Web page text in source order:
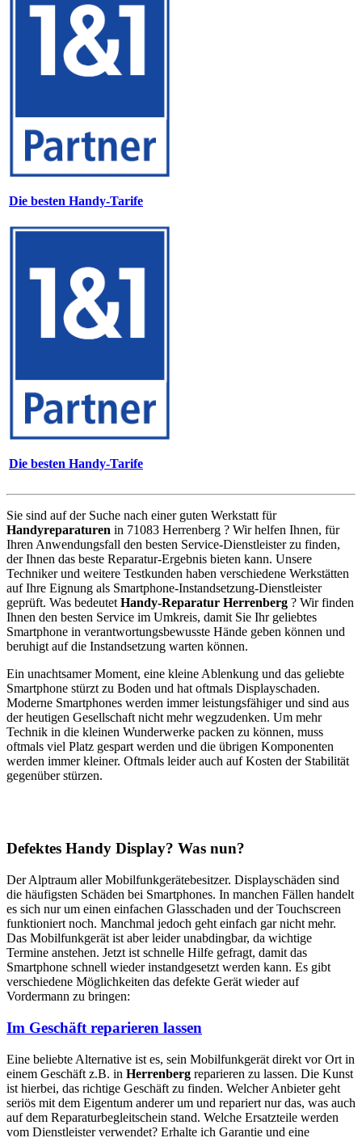
Die besten Handy-Tarife
Die besten Handy-Tarife
Sie sind auf der Suche nach einer guten Werkstatt für
Handyreparaturen in 71083 Herrenberg ? Wir helfen Ihnen, für
Ihren Anwendungsfall den besten Service-Dienstleister zu finden,
der Ihnen das beste Reparatur-Ergebnis bieten kann. Unsere
Techniker und weitere Testkunden haben verschiedene Werkstätten
auf Ihre Eignung als Smartphone-Instandsetzung-Dienstleister
geprüft. Was bedeutet Handy-Reparatur Herrenberg ? Wir finden
Ihnen den besten Service im Umkreis, damit Sie Ihr geliebtes
Smartphone in verantwortungsbewusste Hände geben können und
beruhigt auf die Instandsetzung warten können.
Ein unachtsamer Moment, eine kleine Ablenkung und das geliebte
Smartphone stürzt zu Boden und hat oftmals Displayschaden.
Moderne Smartphones werden immer leistungsfähiger und sind aus
der heutigen Gesellschaft nicht mehr wegzudenken. Um mehr
Technik in die kleinen Wunderwerke packen zu können, muss
oftmals viel Platz gespart werden und die übrigen Komponenten
werden immer kleiner. Oftmals leider auch auf Kosten der Stabilität
gegenüber stürzen.
Defektes Handy Display? Was nun?
Der Alptraum aller Mobilfunkgerätebesitzer. Displayschäden sind
die häufigsten Schäden bei Smartphones. In manchen Fällen handelt
es sich nur um einen einfachen Glasschaden und der Touchscreen
funktioniert noch. Manchmal jedoch geht einfach gar nicht mehr.
Das Mobilfunkgerät ist aber leider unabdingbar, da wichtige
Termine anstehen. Jetzt ist schnelle Hilfe gefragt, damit das
Smartphone schnell wieder instandgesetzt werden kann. Es gibt
verschiedene Möglichkeiten das defekte Gerät wieder auf
Vordermann zu bringen:
Im Geschäft reparieren lassen
Eine beliebte Alternative ist es, sein Mobilfunkgerät direkt vor Ort in
einem Geschäft z.B. in Herrenberg reparieren zu lassen. Die Kunst
ist hierbei, das richtige Geschäft zu finden. Welcher Anbieter geht
seriös mit dem Eigentum anderer um und repariert nur das, was auch
auf dem Reparaturbegleitschein stand. Welche Ersatzteile werden
vom Dienstleister verwendet? Erhalte ich Garantie und eine